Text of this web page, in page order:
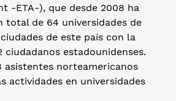
-ETA-), que desde 2008 ha
total de 64 universidades de
de este país con la
ciudadanos estadounidenses.
asistentes norteamericanos
actividades en universidades